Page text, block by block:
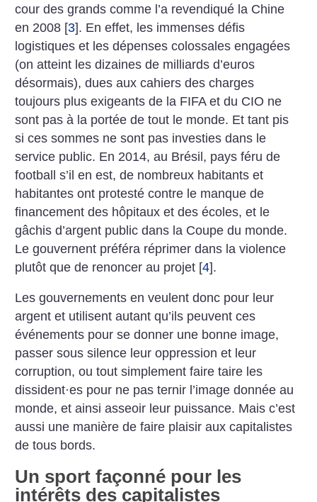
cour des grands comme l’a revendiqué la Chine
en 2008 [3]. En effet, les immenses défis
logistiques et les dépenses colossales engagées
(on atteint les dizaines de milliards d’euros
désormais), dues aux cahiers des charges
toujours plus exigeants de la FIFA et du CIO ne
sont pas à la portée de tout le monde. Et tant pis
si ces sommes ne sont pas investies dans le
service public. En 2014, au Brésil, pays féru de
football s’il en est, de nombreux habitants et
habitantes ont protesté contre le manque de
financement des hôpitaux et des écoles, et le
gâchis d’argent public dans la Coupe du monde.
Le gouvernent préféra réprimer dans la violence
plutôt que de renoncer au projet [4].
Les gouvernements en veulent donc pour leur
argent et utilisent autant qu’ils peuvent ces
événements pour se donner une bonne image,
passer sous silence leur oppression et leur
corruption, ou tout simplement faire taire les
dissident·es pour ne pas ternir ­l’image donnée au
monde, et ­ainsi asseoir leur puissance. Mais c’est
aussi une manière de faire plaisir aux capitalistes
de tous bords.
Un sport façonné pour les
intérêts des capitalistes